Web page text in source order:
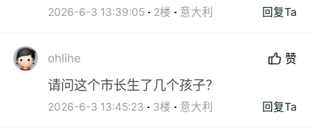
2026-6-3 13:39:05 2楼 意大利 回复Ta
ohlihe 赞
请问这个市长生了几个孩子？
2026-6-3 13:45:23 3楼 意大利 回复Ta